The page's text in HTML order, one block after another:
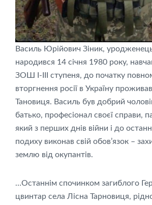
Василь Юрійович Зіник,
народився 14 січня 1980 року,
ЗОШ I-III ступеня, до початку
вторгнення росії в Україну
Тановиця. Василь був добрий
батько, професіонал своєї справи,
який з перших днів війни і до
подиху виконав свій обов’язок –
землю від окупантів.
…Останнім спочинком загиблого
цвинтар села Лісна Тарновиця,